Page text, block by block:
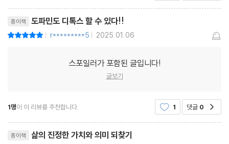
3부 삶의 균형을 찾는 습관들
8장 운동 | 건강한 삶을 위한 첫걸음
는 저항 운동 ?어지러운 내면을 정돈하고 긴장을 내려놓는 명상 ?마
음의 안식을 찾는 호흡 운동 ?꾸준함이 살길이다!
9장 음식 | 오늘 무엇을 먹는지가 내일을 결정한다
단백질이 풍부한 음식 ?비타민 B6가 풍부한 음식 ?오메가-3 지방
산이 들어간 슈퍼 푸드 ?스트레스를 줄여 주는 항산화 음식 ?장 건
책이었습니다. 안철우
종이책 도파민도 디톡스 할 수 있다!!
| r*********5 | 2025.01.06
스포일러가 포함된 글입니다!
글보기
1명이 이 리뷰를 추천합니다. 1 댓글 0
종이책 삶의 진정한 가치와 의미 되찾기